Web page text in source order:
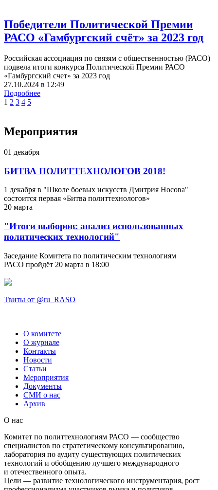
Победители Политической Премии
РАСО «Гамбургский счёт» за 2023 год
Российская ассоциация по связям с общественностью (РАСО)
подвела итоги конкурса Политической Премии РАСО
«Гамбургский счет» за 2023 год
27.10.2024 в 12:49
Подробнее
1 2 3 4 5
Мероприятия
01 декабря
БИТВА ПОЛИТТЕХНОЛОГОВ 2018!
1 декабря в "Школе боевых искусств Дмитрия Носова"
состоится первая «Битва политтехнологов»
20 марта
"Итоги выборов: анализ использованных
политических технологий"
Заседание Комитета по политическим технологиям
РАСО пройдёт 20 марта в 18:00
Твиты от @ru_RASO
О комитете
О журнале
Контакты
Новости
Статьи
Мероприятия
Документы
СМИ о нас
Архив
О нас
Комитет по политтехнологиям РАСО — сообщество
специалистов по стратегическому консультированию,
лаборатория по аудиту существующих политических
технологий и обобщению лучшего международного
и отечественного опыта.
Цели — развитие технологического инструментария, рост